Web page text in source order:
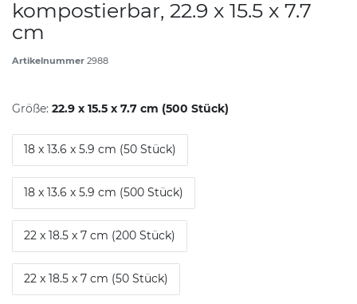
kompostierbar, 22.9 x 15.5 x 7.7
cm
Artikelnummer 2988
Größe: 22.9 x 15.5 x 7.7 cm (500 Stück)
18 x 13.6 x 5.9 cm (50 Stück)
18 x 13.6 x 5.9 cm (500 Stück)
22 x 18.5 x 7 cm (200 Stück)
22 x 18.5 x 7 cm (50 Stück)